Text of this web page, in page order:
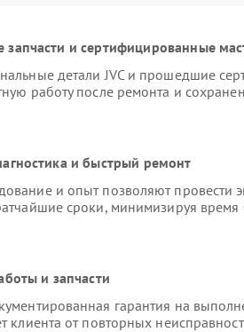
запчасти и сертифицированные
детали JVC и прошедшие
работу после ремонта и
и быстрый ремонт
и опыт позволяют провести
сроки, минимизируя время
и запчасти
гарантия на
клиента от повторных